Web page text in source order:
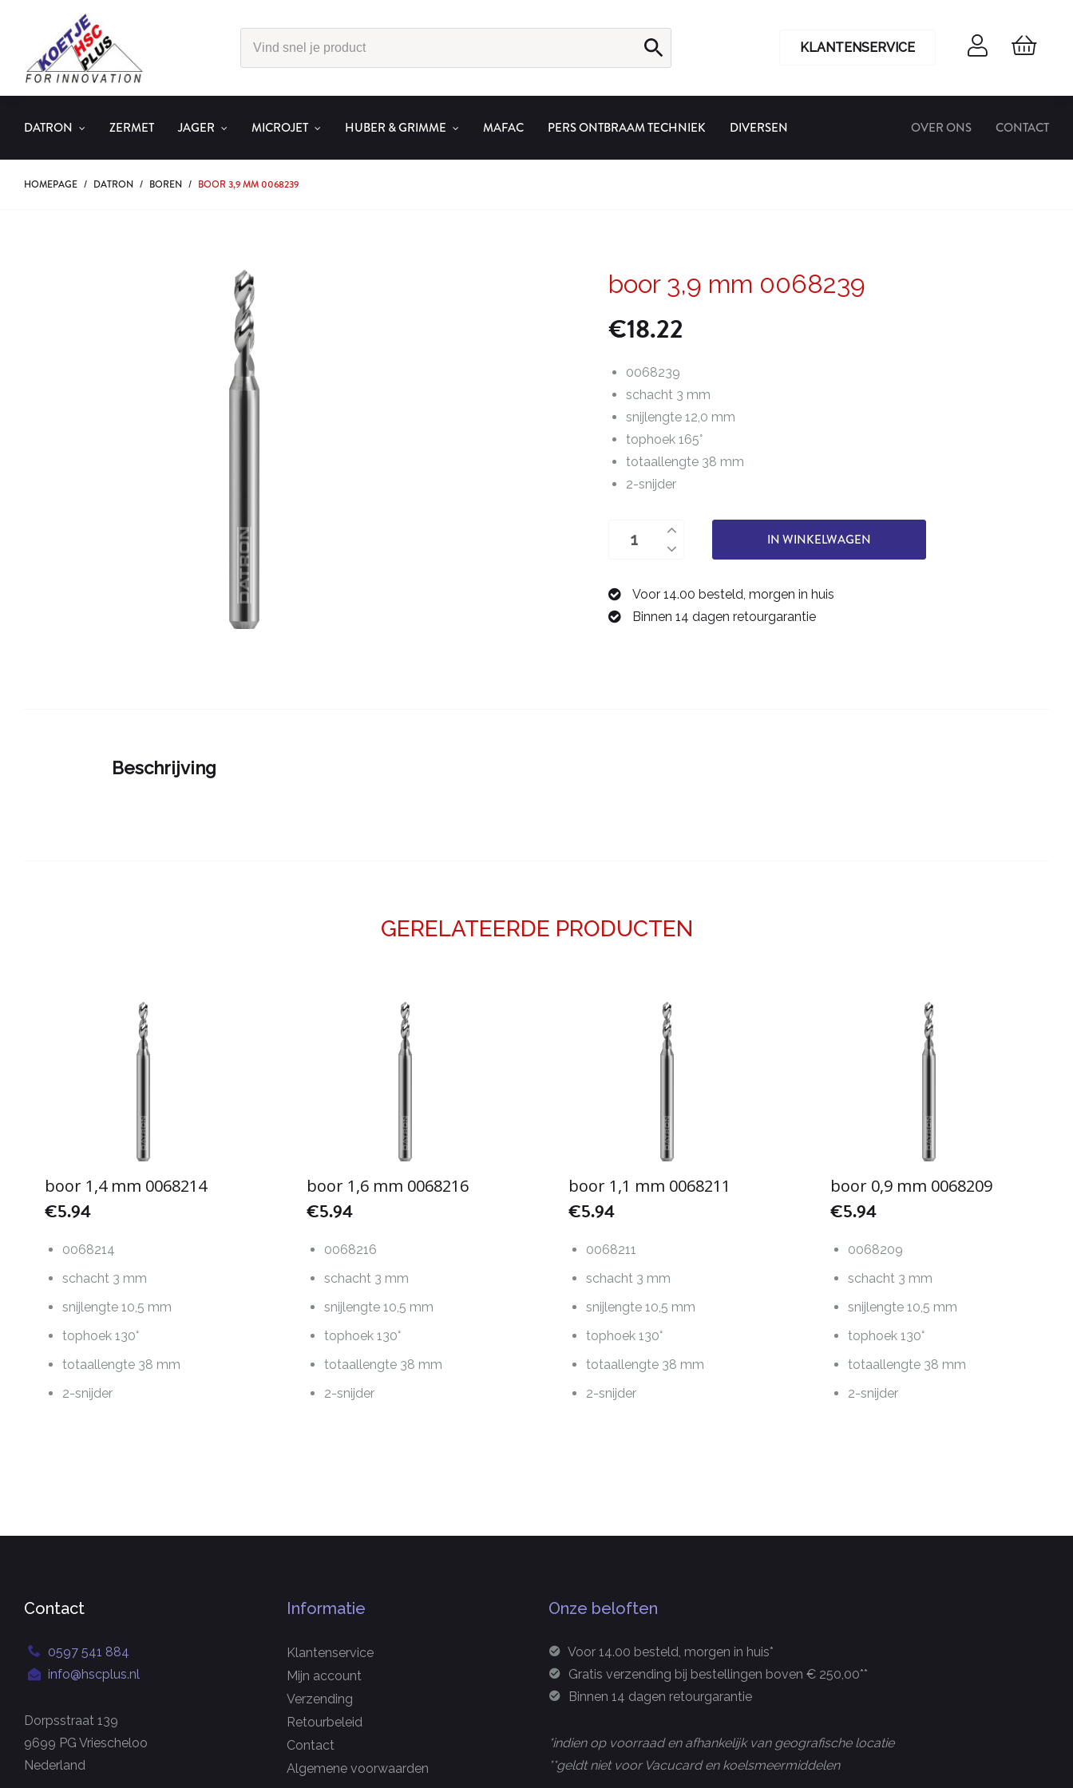
KLANTENSERVICE
DATRON ZERMET JAGER MICROJET HUBER & GRIMME MAFAC PERS ONTBRAAM TECHNIEK DIVERSEN OVER ONS CONTACT
HOMEPAGE / DATRON / BOREN / BOOR 3,9 MM 0068239
boor 3,9 mm 0068239
€18.22
0068239
schacht 3 mm
snijlengte 12,0 mm
tophoek 165°
totaallengte 38 mm
2-snijder
0068239
aantal
IN WINKELWAGEN
Voor 14.00 besteld, morgen in huis
Binnen 14 dagen retourgarantie
Beschrijving
GERELATEERDE PRODUCTEN
boor 1,4 mm 0068214
€5.94
0068214
schacht 3 mm
snijlengte 10,5 mm
tophoek 130°
totaallengte 38 mm
2-snijder
boor 1,6 mm 0068216
€5.94
0068216
schacht 3 mm
snijlengte 10,5 mm
tophoek 130°
totaallengte 38 mm
2-snijder
boor 1,1 mm 0068211
€5.94
0068211
schacht 3 mm
snijlengte 10,5 mm
tophoek 130°
totaallengte 38 mm
2-snijder
boor 0,9 mm 0068209
€5.94
0068209
schacht 3 mm
snijlengte 10,5 mm
tophoek 130°
totaallengte 38 mm
2-snijder
Contact
0597 541 884
info@hscplus.nl
Dorpsstraat 139
9699 PG Vriescheloo
Nederland
Informatie
Klantenservice
Mijn account
Verzending
Retourbeleid
Contact
Algemene voorwaarden
Onze beloften
Voor 14.00 besteld, morgen in huis*
Gratis verzending bij bestellingen boven € 250,00**
Binnen 14 dagen retourgarantie
*indien op voorraad en afhankelijk van geografische locatie
**geldt niet voor Vacucard en koelsmeermiddelen